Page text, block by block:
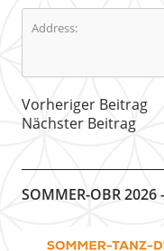
Address:
Vorheriger Beitrag
Nächster Beitrag
SOMMER-OBR 2026